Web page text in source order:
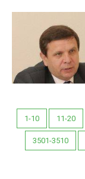
1-10 11-20
3501-3510